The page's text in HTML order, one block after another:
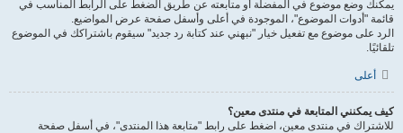
يمكنك وضع موضوع في المفضلة أو متابعته عن طريق الضغط على الرابط المناسب في
قائمة "أدوات الموضوع"، الموجودة في أعلى وأسفل صفحة عرض المواضيع.
الرد على موضوع مع تفعيل خيار "نبهني عند كتابة رد جديد" سيقوم باشتراكك في الموضوع
تلقائيًا.
أعلى
كيف يمكنني المتابعة في منتدى معين؟
للاشتراك في منتدى معين، اضغط على رابط "متابعة هذا المنتدى"، في أسفل صفحة